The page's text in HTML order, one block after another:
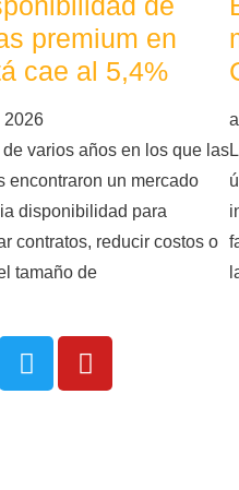
premium en
cae al 5,4%
2026
de varios años en los que las
encontraron un mercado
disponibilidad para
contratos, reducir costos o
tamaño de